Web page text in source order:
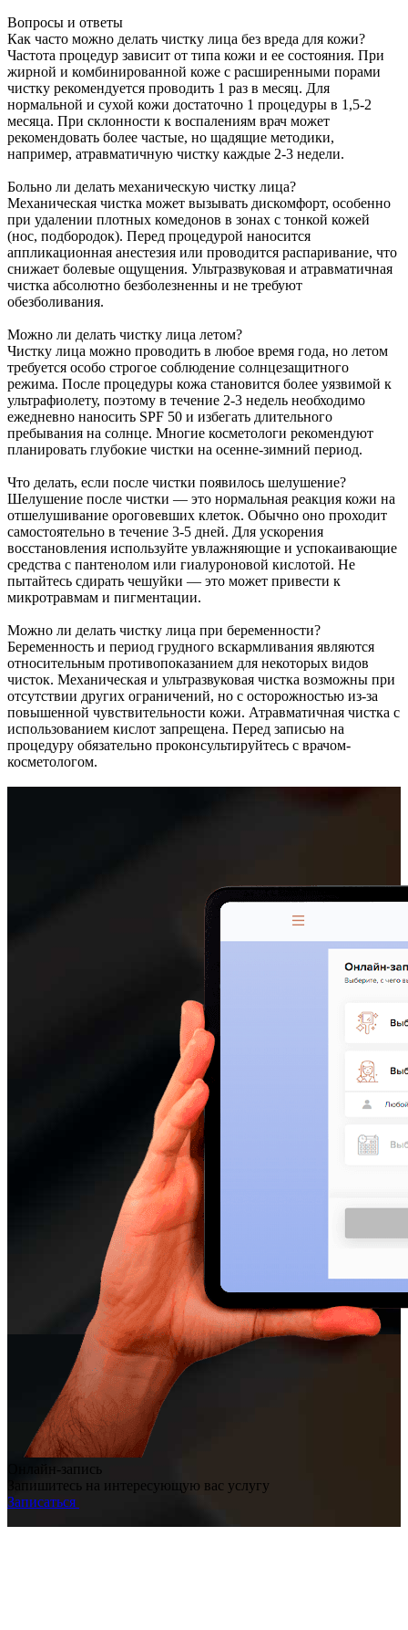
Вопросы и ответы
Как часто можно делать чистку лица без вреда для кожи?
Частота процедур зависит от типа кожи и ее состояния. При
жирной и комбинированной коже с расширенными порами
чистку рекомендуется проводить 1 раз в месяц. Для
нормальной и сухой кожи достаточно 1 процедуры в 1,5-2
месяца. При склонности к воспалениям врач может
рекомендовать более частые, но щадящие методики,
например, атравматичную чистку каждые 2-3 недели.
Больно ли делать механическую чистку лица?
Механическая чистка может вызывать дискомфорт, особенно
при удалении плотных комедонов в зонах с тонкой кожей
(нос, подбородок). Перед процедурой наносится
аппликационная анестезия или проводится распаривание, что
снижает болевые ощущения. Ультразвуковая и атравматичная
чистка абсолютно безболезненны и не требуют
обезболивания.
Можно ли делать чистку лица летом?
Чистку лица можно проводить в любое время года, но летом
требуется особо строгое соблюдение солнцезащитного
режима. После процедуры кожа становится более уязвимой к
ультрафиолету, поэтому в течение 2-3 недель необходимо
ежедневно наносить SPF 50 и избегать длительного
пребывания на солнце. Многие косметологи рекомендуют
планировать глубокие чистки на осенне-зимний период.
Что делать, если после чистки появилось шелушение?
Шелушение после чистки — это нормальная реакция кожи на
отшелушивание ороговевших клеток. Обычно оно проходит
самостоятельно в течение 3-5 дней. Для ускорения
восстановления используйте увлажняющие и успокаивающие
средства с пантенолом или гиалуроновой кислотой. Не
пытайтесь сдирать чешуйки — это может привести к
микротравмам и пигментации.
Можно ли делать чистку лица при беременности?
Беременность и период грудного вскармливания являются
относительным противопоказанием для некоторых видов
чисток. Механическая и ультразвуковая чистка возможны при
отсутствии других ограничений, но с осторожностью из-за
повышенной чувствительности кожи. Атравматичная чистка с
использованием кислот запрещена. Перед записью на
процедуру обязательно проконсультируйтесь с врачом-
косметологом.
Онлайн-запись
Запишитесь на интересующую вас услугу
Записаться